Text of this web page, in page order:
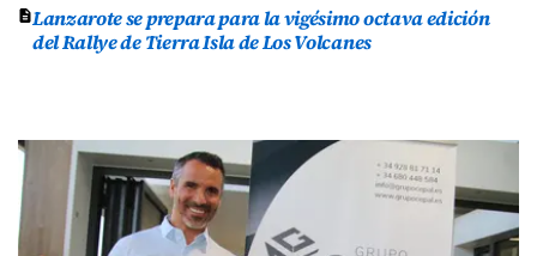
Lanzarote se prepara para la vigésimo octava edición
del Rallye de Tierra Isla de Los Volcanes